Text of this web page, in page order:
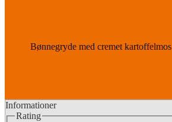
Bønnegryde med cremet kartoffelmos
Informationer
Rating